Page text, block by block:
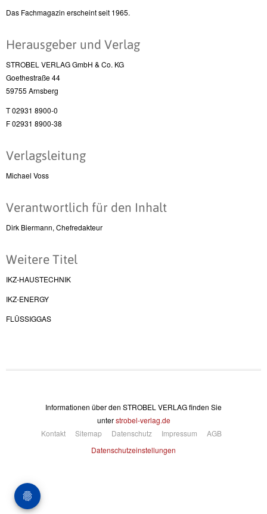
Das Fachmagazin erscheint seit 1965.
Herausgeber und Verlag
STROBEL VERLAG GmbH & Co. KG
Goethestraße 44
59755 Arnsberg
T 02931 8900-0
F 02931 8900-38
Verlagsleitung
Michael Voss
Verantwortlich für den Inhalt
Dirk Biermann, Chefredakteur
Weitere Titel
IKZ-HAUSTECHNIK
IKZ-ENERGY
FLÜSSIGGAS
Informationen über den STROBEL VERLAG finden Sie
unterstrobel-verlag.de
Kontakt
Sitemap Datenschutz Impressum
AGB
Datenschutzeinstellungen